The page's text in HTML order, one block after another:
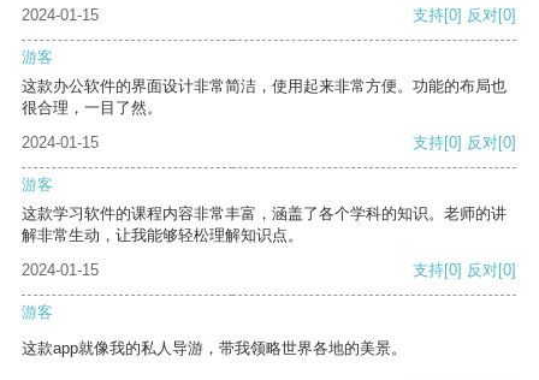
2024-01-15
支持[0] 反对[0]
游客
这款办公软件的界面设计非常简洁，使用起来非常方便。功能的布局也
很合理，一目了然。
2024-01-15
支持[0] 反对[0]
游客
这款学习软件的课程内容非常丰富，涵盖了各个学科的知识。老师的讲
解非常生动，让我能够轻松理解知识点。
2024-01-15
支持[0] 反对[0]
游客
这款app就像我的私人导游，带我领略世界各地的美景。